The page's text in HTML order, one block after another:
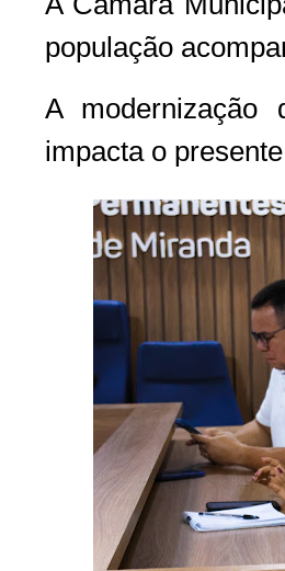
população
A modernização
impacta o